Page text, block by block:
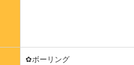
✿ボーリング